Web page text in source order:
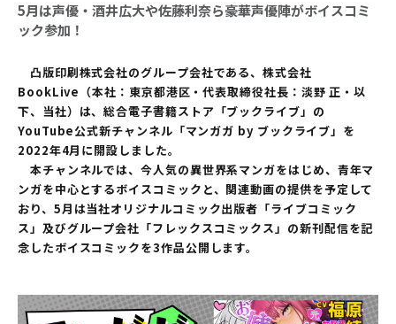
5月は声優・酒井広大や佐藤利奈ら豪華声優陣がボイスコミ
ック参加！
凸版印刷株式会社のグループ会社である、株式会社
BookLive（本社：東京都港区・代表取締役社長：淡野 正・以
下、当社）は、総合電子書籍ストア「ブックライブ」の
YouTube公式新チャンネル「マンガガ by ブックライブ」を
2022年4月に開設しました。
本チャンネルでは、今人気の異世界系マンガをはじめ、青年マ
ンガを中心とするボイスコミックと、関連動画の提供を予定して
おり、5月は当社オリジナルコミック出版者「ライブコミック
ス」及びグループ会社「フレックスコミックス」の新刊配信を記
念したボイスコミックを3作品公開します。